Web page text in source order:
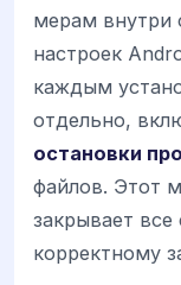
мерам внутри
настроек
каждым
отдельно,
остановки
файлов. Этот
закрывает
корректному